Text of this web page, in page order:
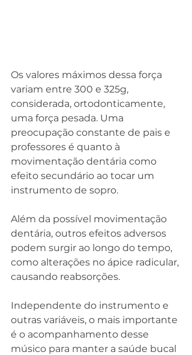
Os valores máximos dessa força
variam entre 300 e 325g,
considerada, ortodonticamente,
uma força pesada. Uma
preocupação constante de pais e
professores é quanto à
movimentação dentária como
efeito secundário ao tocar um
instrumento de sopro.
Além da possível movimentação
dentária, outros efeitos adversos
podem surgir ao longo do tempo,
como alterações no ápice radicular,
causando reabsorções.
Independente do instrumento e
outras variáveis, o mais importante
é o acompanhamento desse
músico para manter a saúde bucal